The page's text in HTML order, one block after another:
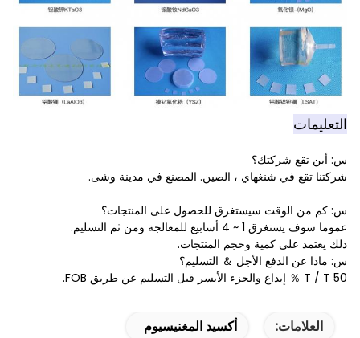
التعليمات
س: أين تقع شركتك؟
شركتنا تقع في شنغهاي ، الصين. المصنع في مدينة وشى.
س: كم من الوقت سيستغرق للحصول على المنتجات؟
عموما سوف يستغرق 1 ~ 4 أسابيع للمعالجة ومن ثم التسليم.
ذلك يعتمد على كمية وحجم المنتجات.
س: ماذا عن الدفع الأجل ＆ التسليم؟
T / T 50 ％ إيداع والجزء الأيسر قبل التسليم عن طريق FOB.
العلامات:
أكسيد المغنيسيوم